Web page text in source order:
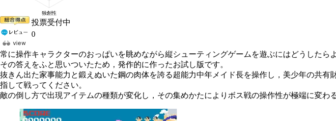
投票受付中
0
常に操作キャラクターのおっぱいを眺めながら縦シューティングゲームを遊ぶにはどうしたら
その答えをふと思いついたため，発作的に作ったお試し版です。
抜きん出た家事能力と鍛えぬいた鋼の肉体を誇る超能力中年メイド長を操作し，美少年の共
指して戦ってください。
敵の倒し方で出現アイテムの種類が変化し，その集めかたによりボス戦の操作性が極端に変わ